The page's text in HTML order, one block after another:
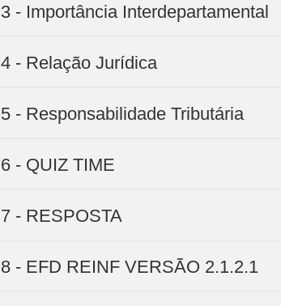
3 - Importância Interdepartamental
4 - Relação Jurídica
5 - Responsabilidade Tributária
6 - QUIZ TIME
7 - RESPOSTA
8 - EFD REINF VERSÃO 2.1.2.1